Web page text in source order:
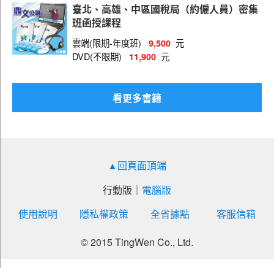
臺北、高雄、中區國稅局（約僱人員）密集
班函授課程
雲端(限期-年度班) 9,500 元
DVD(不限期)
11,900 元
看更多書籍
▲回頁面頂端
行動版 ｜ 電腦版
使用說明
隱私權政策 全省據點 客服信箱
© 2015 TingWen Co., Ltd.